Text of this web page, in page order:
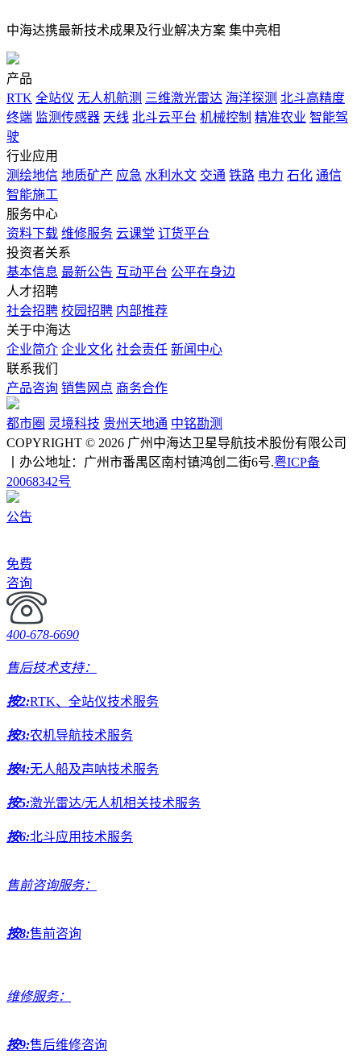
中海达携最新技术成果及行业解决方案 集中亮相
产品
RTK 全站仪 无人机航测 三维激光雷达 海洋探测 北斗高精度
终端 监测传感器 天线 北斗云平台 机械控制 精准农业 智能驾
驶
行业应用
测绘地信 地质矿产 应急 水利水文 交通 铁路 电力 石化 通信
智能施工
服务中心
资料下载 维修服务 云课堂 订货平台
投资者关系
基本信息 最新公告 互动平台 公平在身边
人才招聘
社会招聘 校园招聘 内部推荐
关于中海达
企业简介 企业文化 社会责任 新闻中心
联系我们
产品咨询 销售网点 商务合作
都市圈 灵境科技 贵州天地通 中铭勘测
COPYRIGHT © 2026 广州中海达卫星导航技术股份有限公司
丨办公地址：广州市番禺区南村镇鸿创二街6号.粤ICP备
20068342号
公告
免费
咨询
400-678-6690
售后技术支持：
按2:RTK、全站仪技术服务
按3:农机导航技术服务
按4:无人船及声呐技术服务
按5:激光雷达/无人机相关技术服务
按6:北斗应用技术服务
售前咨询服务：
按8:售前咨询
维修服务：
按9:售后维修咨询